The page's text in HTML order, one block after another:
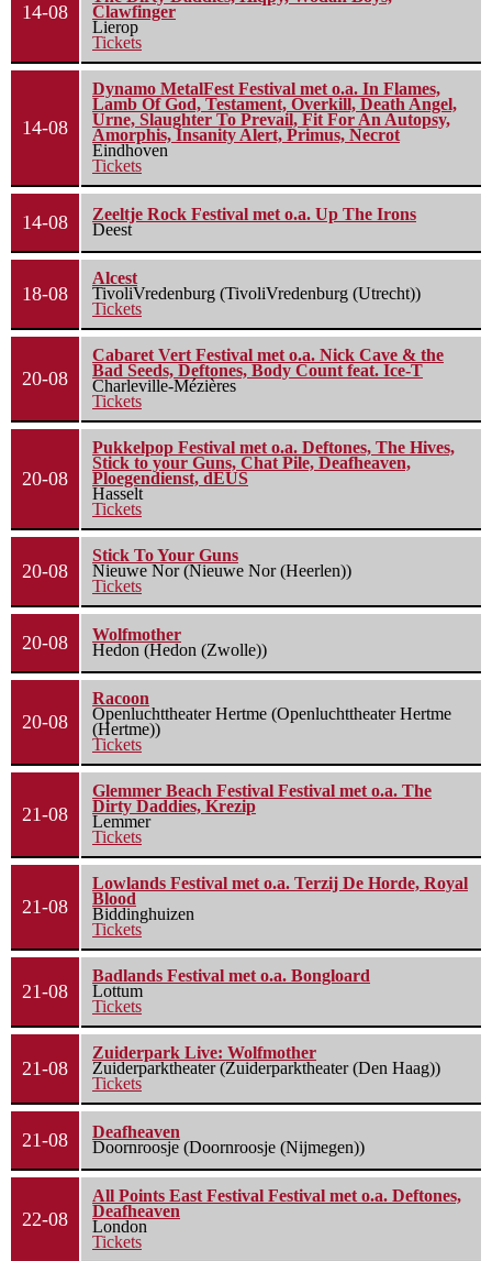
14-08
Clawfinger
Lierop
Tickets
14-08
Dynamo MetalFest Festival met o.a. In Flames,
Lamb Of God, Testament, Overkill, Death Angel,
Urne, Slaughter To Prevail, Fit For An Autopsy,
Amorphis, Insanity Alert, Primus, Necrot
Eindhoven
Tickets
14-08
Zeeltje Rock Festival met o.a. Up The Irons
Deest
18-08
Alcest
TivoliVredenburg (TivoliVredenburg (Utrecht))
Tickets
20-08
Cabaret Vert Festival met o.a. Nick Cave & the
Bad Seeds, Deftones, Body Count feat. Ice-T
Charleville-Mézières
Tickets
20-08
Pukkelpop Festival met o.a. Deftones, The Hives,
Stick to your Guns, Chat Pile, Deafheaven,
Ploegendienst, dEUS
Hasselt
Tickets
20-08
Stick To Your Guns
Nieuwe Nor (Nieuwe Nor (Heerlen))
Tickets
20-08
Wolfmother
Hedon (Hedon (Zwolle))
20-08
Racoon
Openluchttheater Hertme (Openluchttheater Hertme
(Hertme))
Tickets
21-08
Glemmer Beach Festival Festival met o.a. The
Dirty Daddies, Krezip
Lemmer
Tickets
21-08
Lowlands Festival met o.a. Terzij De Horde, Royal
Blood
Biddinghuizen
Tickets
21-08
Badlands Festival met o.a. Bongloard
Lottum
Tickets
21-08
Zuiderpark Live: Wolfmother
Zuiderparktheater (Zuiderparktheater (Den Haag))
Tickets
21-08
Deafheaven
Doornroosje (Doornroosje (Nijmegen))
22-08
All Points East Festival Festival met o.a. Deftones,
Deafheaven
London
Tickets